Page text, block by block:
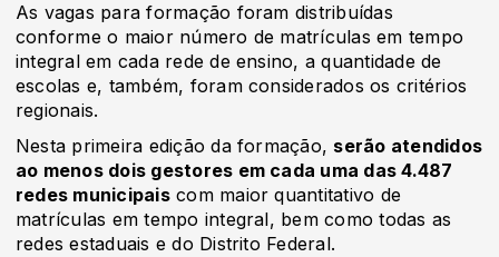
As vagas para formação foram distribuídas
conforme o maior número de matrículas em tempo
integral em cada rede de ensino, a quantidade de
escolas e, também, foram considerados os critérios
regionais.
Nesta primeira edição da formação, serão atendidos
ao menos dois gestores em cada uma das 4.487
redes municipaiscom maior quantitativo de
matrículas em tempo integral, bem como todas as
redes estaduais e do Distrito Federal.